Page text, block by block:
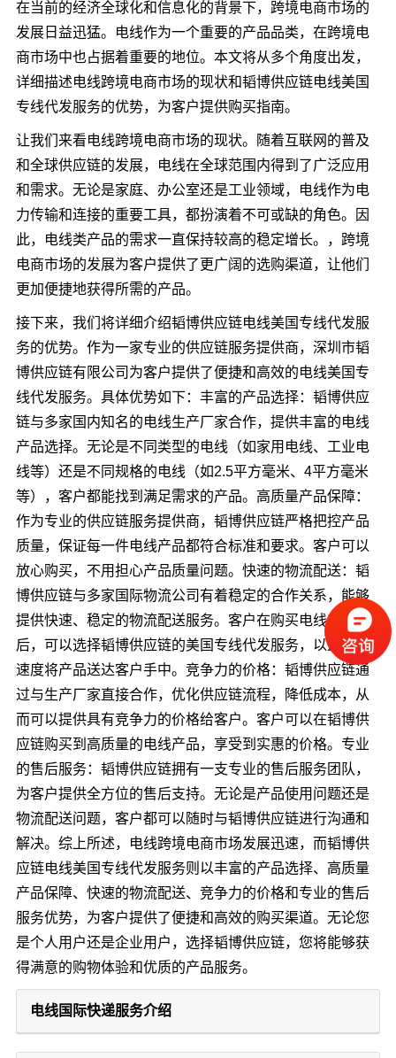
在当前的经济全球化和信息化的背景下，跨境电商市场的
发展日益迅猛。电线作为一个重要的产品品类，在跨境电
商市场中也占据着重要的地位。本文将从多个角度出发，
详细描述电线跨境电商市场的现状和韬博供应链电线美国
专线代发服务的优势，为客户提供购买指南。
让我们来看电线跨境电商市场的现状。随着互联网的普及
和全球供应链的发展，电线在全球范围内得到了广泛应用
和需求。无论是家庭、办公室还是工业领域，电线作为电
力传输和连接的重要工具，都扮演着不可或缺的角色。因
此，电线类产品的需求一直保持较高的稳定增长。，跨境
电商市场的发展为客户提供了更广阔的选购渠道，让他们
更加便捷地获得所需的产品。
接下来，我们将详细介绍韬博供应链电线美国专线代发服
务的优势。作为一家专业的供应链服务提供商，深圳市韬
博供应链有限公司为客户提供了便捷和高效的电线美国专
线代发服务。具体优势如下：丰富的产品选择：韬博供应
链与多家国内知名的电线生产厂家合作，提供丰富的电线
产品选择。无论是不同类型的电线（如家用电线、工业电
线等）还是不同规格的电线（如2.5平方毫米、4平方毫米
等），客户都能找到满足需求的产品。高质量产品保障：
作为专业的供应链服务提供商，韬博供应链严格把控产品
质量，保证每一件电线产品都符合标准和要求。客户可以
放心购买，不用担心产品质量问题。快速的物流配送：韬
博供应链与多家国际物流公司有着稳定的合作关系，能够
提供快速、稳定的物流配送服务。客户在购买电线产品
后，可以选择韬博供应链的美国专线代发服务，以最快的
速度将产品送达客户手中。竞争力的价格：韬博供应链通
过与生产厂家直接合作，优化供应链流程，降低成本，从
而可以提供具有竞争力的价格给客户。客户可以在韬博供
应链购买到高质量的电线产品，享受到实惠的价格。专业
的售后服务：韬博供应链拥有一支专业的售后服务团队，
为客户提供全方位的售后支持。无论是产品使用问题还是
物流配送问题，客户都可以随时与韬博供应链进行沟通和
解决。综上所述，电线跨境电商市场发展迅速，而韬博供
应链电线美国专线代发服务则以丰富的产品选择、高质量
产品保障、快速的物流配送、竞争力的价格和专业的售后
服务优势，为客户提供了便捷和高效的购买渠道。无论您
是个人用户还是企业用户，选择韬博供应链，您将能够获
得满意的购物体验和优质的产品服务。
电线国际快递服务介绍